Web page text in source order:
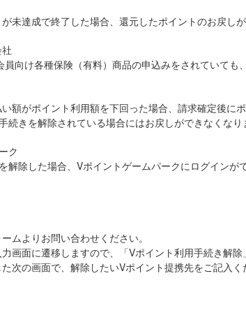
未達成で終了した場合、還元したポイントのお戻しが
向け各種保険（有料）商品の申込みをされていて
額がポイント利用額を下回った場合、請求確定後に
続きを解除されている場合にはお戻しができなくなり
ク
解除した場合、Vポイントゲームパークにログインが
ムよりお問い合わせください。
画面に遷移しますので、「Vポイント利用手続き解
た次の画面で、解除したいVポイント提携先をご記入く